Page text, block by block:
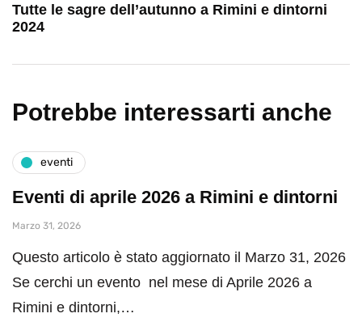
Tutte le sagre dell’autunno a Rimini e dintorni
2024
Potrebbe interessarti anche
eventi
Eventi di aprile 2026 a Rimini e dintorni
Marzo 31, 2026
Questo articolo è stato aggiornato il Marzo 31, 2026
Se cerchi un evento nel mese di Aprile 2026 a
Rimini e dintorni,…